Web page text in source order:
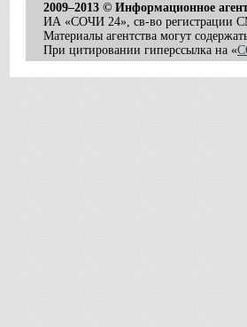
2009–2013 © Информационное
ИА «СОЧИ 24», св-во
Материалы агентства могут
При цитировании гиперссылка на «